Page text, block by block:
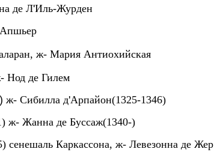
де Л'Иль-Журден
Апшьер
ж- Мария Антиохийская
Нод де Гилем
ж- Сибилла д'Арпайон(1325-1346)
ж- Жанна де Буссаж(1340-)
сенешаль Каркассона, ж- Левезонна де Жер